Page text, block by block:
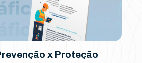
x Proteção